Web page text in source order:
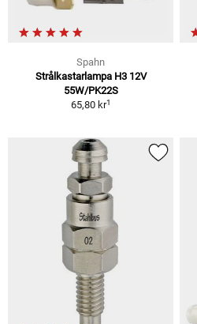
Spahn
Strålkastarlampa H3 12V
55W/PK22S
65,80 kr1